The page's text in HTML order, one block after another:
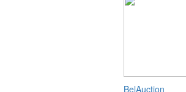
BelAuction